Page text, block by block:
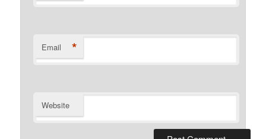
Email *
Website